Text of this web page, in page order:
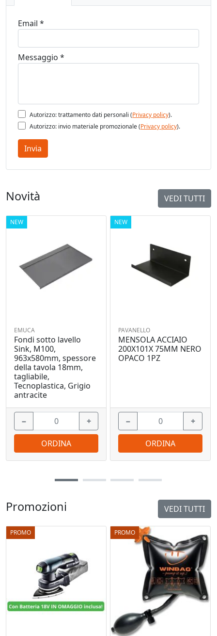
Email *
Messaggio *
Autorizzo: trattamento dati personali (Privacy policy).
Autorizzo: invio materiale promozionale (Privacy policy).
Invia
Promozioni VEDI TUTTI
PROMO PROMO
Novità VEDI TUTTI
NEW
EMUCA
Fondi sotto lavello
Sink, M100,
963x580mm, spessore
della tavola 18mm,
tagliabile,
Tecnoplastica, Grigio
antracite
− +
ORDINA
NEW
PAVANELLO
MENSOLA ACCIAIO
200X101X 75MM NERO
OPACO 1PZ
− +
ORDINA